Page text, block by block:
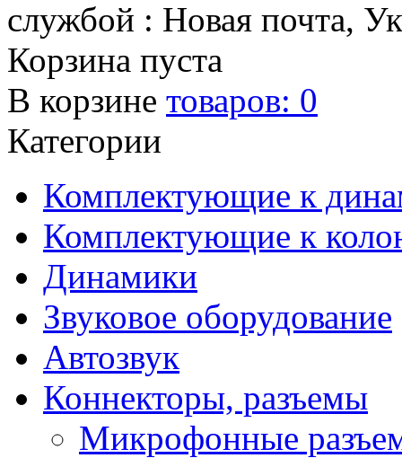
службой : Новая почта,
Корзина пуста
В корзине товаров: 0
Категории
Комплектующие к
Комплектующие к
Динамики
Звуковое оборудование
Автозвук
Коннекторы, разъемы
Микрофонные